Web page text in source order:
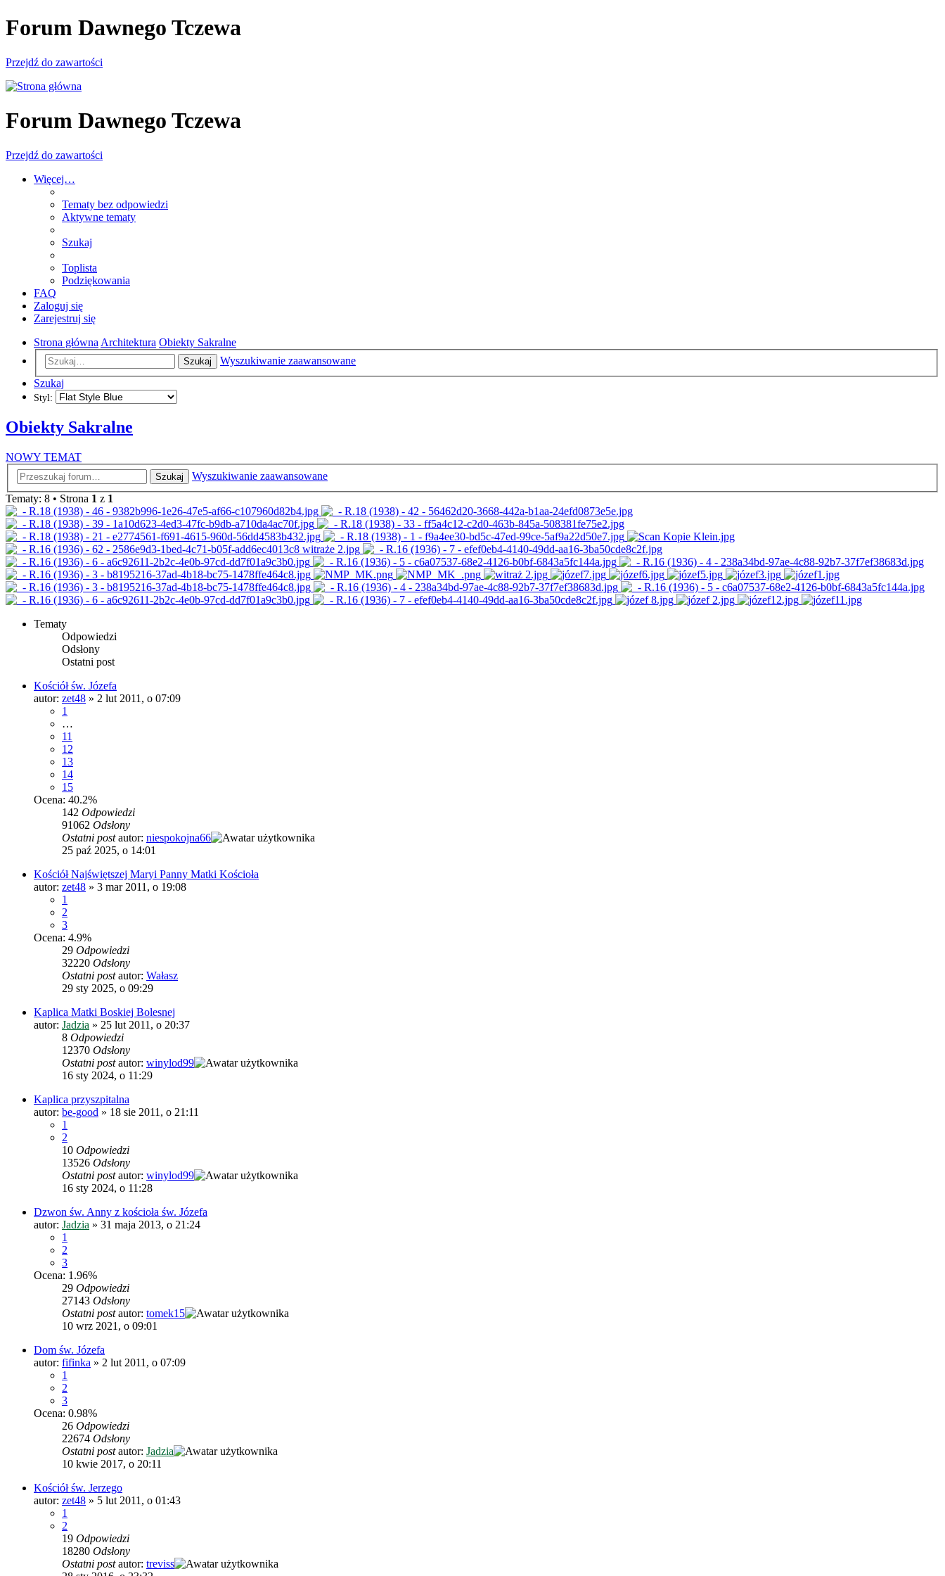
Forum Dawnego Tczewa
Przejdź do zawartości
Forum Dawnego Tczewa
Przejdź do zawartości
Więcej…
Tematy bez odpowiedzi
Aktywne tematy
Szukaj
Toplista
Podziękowania
FAQ
Zaloguj się
Zarejestruj się
Strona główna Architektura Obiekty Sakralne
Szukaj
Wyszukiwanie zaawansowane
Szukaj
Styl:
Obiekty Sakralne
NOWY TEMAT
Szukaj
Wyszukiwanie zaawansowane
Tematy: 8 • Strona 1 z 1
Tematy
Odpowiedzi
Odsłony
Ostatni post
Kościół św. Józefa
autor: zet48 » 2 lut 2011, o 07:09
1
…
11
12
13
14
15
Ocena: 40.2%
142 Odpowiedzi
91062 Odsłony
Ostatni postautor: niespokojna66
25 paź 2025, o 14:01
Kościół Najświętszej Maryi Panny Matki Kościoła
autor: zet48 » 3 mar 2011, o 19:08
1
2
3
Ocena: 4.9%
29 Odpowiedzi
32220 Odsłony
Ostatni postautor: Wałasz
29 sty 2025, o 09:29
Kaplica Matki Boskiej Bolesnej
autor: Jadzia » 25 lut 2011, o 20:37
8 Odpowiedzi
12370 Odsłony
Ostatni postautor: winylod99
16 sty 2024, o 11:29
Kaplica przyszpitalna
autor: be-good » 18 sie 2011, o 21:11
1
2
10 Odpowiedzi
13526 Odsłony
Ostatni postautor: winylod99
16 sty 2024, o 11:28
Dzwon św. Anny z kościoła św. Józefa
autor: Jadzia » 31 maja 2013, o 21:24
1
2
3
Ocena: 1.96%
29 Odpowiedzi
27143 Odsłony
Ostatni postautor: tomek15
10 wrz 2021, o 09:01
Dom św. Józefa
autor: fifinka » 2 lut 2011, o 07:09
1
2
3
Ocena: 0.98%
26 Odpowiedzi
22674 Odsłony
Ostatni postautor: Jadzia
10 kwie 2017, o 20:11
Kościół św. Jerzego
autor: zet48 » 5 lut 2011, o 01:43
1
2
19 Odpowiedzi
18280 Odsłony
Ostatni postautor: treviss